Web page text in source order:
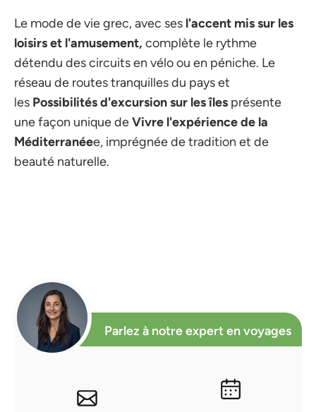
Le mode de vie grec, avec ses l'accent mis sur les
loisirs et l'amusement, complète le rythme
détendu des circuits en vélo ou en péniche. Le
réseau de routes tranquilles du pays et
les Possibilités d'excursion sur les îles présente
une façon unique deVivre l'expérience de la
Méditerranéee, imprégnée de tradition et de
beauté naturelle.
Parlez à notre expert en voyages